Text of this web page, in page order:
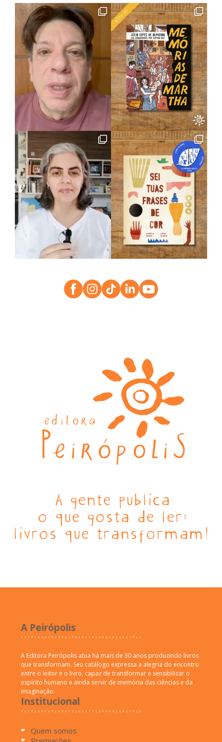
A Peirópolis
A Editora Peirópolis atua há mais de 30 anos produzindo livros
que transformam. Seu catálogo expressa a alegria do encontro
entre o leitor e o livro, capaz de transformar e sensibilizar o
espírito humano e ainda servir de memória das ciências e da
imaginação.
Institucional
Quem somos